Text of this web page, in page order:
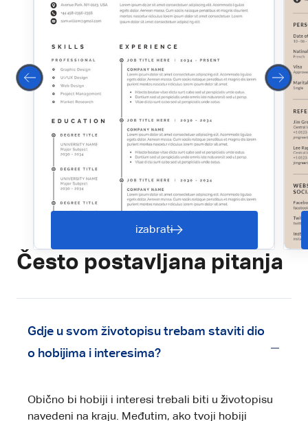
izabrati
Često postavljana pitanja
Gdje u svom životopisu trebam staviti dio
o hobijima i interesima?
Obično bi hobiji i interesi trebali biti u životopisu
navedeni na kraju. Međutim, ako tvoji hobiji